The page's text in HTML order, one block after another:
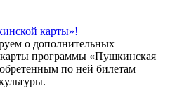
карты»!
о дополнительных
программы «Пушкинская
по ней билетам